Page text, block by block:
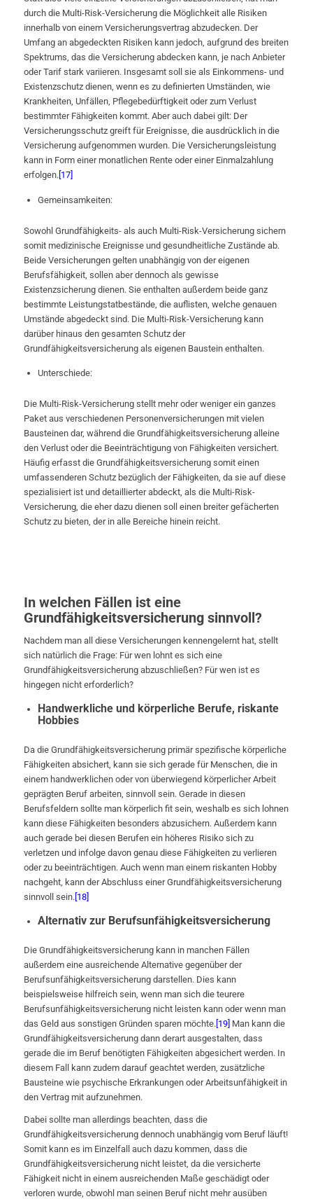
durch die Multi-Risk-Versicherung die Möglichkeit alle Risiken
innerhalb von einem Versicherungsvertrag abzudecken. Der
Umfang an abgedeckten Risiken kann jedoch, aufgrund des breiten
Spektrums, das die Versicherung abdecken kann, je nach Anbieter
oder Tarif stark variieren. Insgesamt soll sie als Einkommens- und
Existenzschutz dienen, wenn es zu definierten Umständen, wie
Krankheiten, Unfällen, Pflegebedürftigkeit oder zum Verlust
bestimmter Fähigkeiten kommt. Aber auch dabei gilt: Der
Versicherungsschutz greift für Ereignisse, die ausdrücklich in die
Versicherung aufgenommen wurden. Die Versicherungsleistung
kann in Form einer monatlichen Rente oder einer Einmalzahlung
erfolgen.[17]
Gemeinsamkeiten:
Sowohl Grundfähigkeits- als auch Multi-Risk-Versicherung sichern
somit medizinische Ereignisse und gesundheitliche Zustände ab.
Beide Versicherungen gelten unabhängig von der eigenen
Berufsfähigkeit, sollen aber dennoch als gewisse
Existenzsicherung dienen. Sie enthalten außerdem beide ganz
bestimmte Leistungstatbestände, die auflisten, welche genauen
Umstände abgedeckt sind. Die Multi-Risk-Versicherung kann
darüber hinaus den gesamten Schutz der
Grundfähigkeitsversicherung als eigenen Baustein enthalten.
Unterschiede:
Die Multi-Risk-Versicherung stellt mehr oder weniger ein ganzes
Paket aus verschiedenen Personenversicherungen mit vielen
Bausteinen dar, während die Grundfähigkeitsversicherung alleine
den Verlust oder die Beeinträchtigung von Fähigkeiten versichert.
Häufig erfasst die Grundfähigkeitsversicherung somit einen
umfassenderen Schutz bezüglich der Fähigkeiten, da sie auf diese
spezialisiert ist und detaillierter abdeckt, als die Multi-Risk-
Versicherung, die eher dazu dienen soll einen breiter gefächerten
Schutz zu bieten, der in alle Bereiche hinein reicht.
In welchen Fällen ist eine
Grundfähigkeitsversicherung sinnvoll?
Nachdem man all diese Versicherungen kennengelernt hat, stellt
sich natürlich die Frage: Für wen lohnt es sich eine
Grundfähigkeitsversicherung abzuschließen? Für wen ist es
hingegen nicht erforderlich?
Handwerkliche und körperliche Berufe, riskante
Hobbies
Da die Grundfähigkeitsversicherung primär spezifische körperliche
Fähigkeiten absichert, kann sie sich gerade für Menschen, die in
einem handwerklichen oder von überwiegend körperlicher Arbeit
geprägten Beruf arbeiten, sinnvoll sein. Gerade in diesen
Berufsfeldern sollte man körperlich fit sein, weshalb es sich lohnen
kann diese Fähigkeiten besonders abzusichern. Außerdem kann
auch gerade bei diesen Berufen ein höheres Risiko sich zu
verletzen und infolge davon genau diese Fähigkeiten zu verlieren
oder zu beeinträchtigen. Auch wenn man einem riskanten Hobby
nachgeht, kann der Abschluss einer Grundfähigkeitsversicherung
sinnvoll sein. [18]
Alternativ zur Berufsunfähigkeitsversicherung
Die Grundfähigkeitsversicherung kann in manchen Fällen
außerdem eine ausreichende Alternative gegenüber der
Berufsunfähigkeitsversicherung darstellen. Dies kann
beispielsweise hilfreich sein, wenn man sich die teurere
Berufsunfähigkeitsversicherung nicht leisten kann oder wenn man
das Geld aus sonstigen Gründen sparen möchte. [19] Man kann die
Grundfähigkeitsversicherung dann derart ausgestalten, dass
gerade die im Beruf benötigten Fähigkeiten abgesichert werden. In
diesem Fall kann zudem darauf geachtet werden, zusätzliche
Bausteine wie psychische Erkrankungen oder Arbeitsunfähigkeit in
den Vertrag mit aufzunehmen.
Dabei sollte man allerdings beachten, dass die
Grundfähigkeitsversicherung dennoch unabhängig vom Beruf läuft!
Somit kann es im Einzelfall auch dazu kommen, dass die
Grundfähigkeitsversicherung nicht leistet, da die versicherte
Fähigkeit nicht in einem ausreichenden Maße geschädigt oder
verloren wurde, obwohl man seinen Beruf nicht mehr ausüben